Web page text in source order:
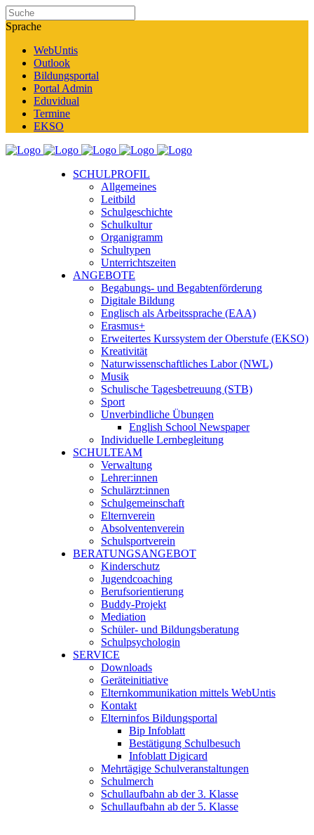
Sprache
WebUntis
Outlook
Bildungsportal
Portal Admin
Eduvidual
Termine
EKSO
SCHULPROFIL
Allgemeines
Leitbild
Schulgeschichte
Schulkultur
Organigramm
Schultypen
Unterrichtszeiten
ANGEBOTE
Begabungs- und Begabtenförderung
Digitale Bildung
Englisch als Arbeitssprache (EAA)
Erasmus+
Erweitertes Kurssystem der Oberstufe (EKSO)
Kreativität
Naturwissenschaftliches Labor (NWL)
Musik
Schulische Tagesbetreuung (STB)
Sport
Unverbindliche Übungen
English School Newspaper
Individuelle Lernbegleitung
SCHULTEAM
Verwaltung
Lehrer:innen
Schulärzt:innen
Schulgemeinschaft
Elternverein
Absolventenverein
Schulsportverein
BERATUNGSANGEBOT
Kinderschutz
Jugendcoaching
Berufsorientierung
Buddy-Projekt
Mediation
Schüler- und Bildungsberatung
Schulpsychologin
SERVICE
Downloads
Geräteinitiative
Elternkommunikation mittels WebUntis
Kontakt
Elterninfos Bildungsportal
Bip Infoblatt
Bestätigung Schulbesuch
Infoblatt Digicard
Mehrtägige Schulveranstaltungen
Schulmerch
Schullaufbahn ab der 3. Klasse
Schullaufbahn ab der 5. Klasse